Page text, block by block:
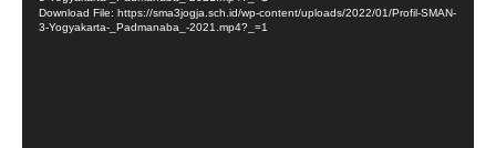
Download File: https://sma3jogja.sch.id/wp-content/uploads/2022/01/Profil-SMAN-
3-Yogyakarta-_Padmanaba_-2021.mp4?_=1